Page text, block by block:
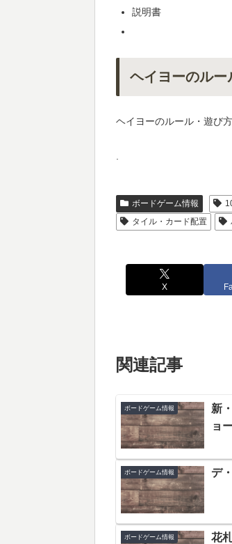
説明書
ヘイヨーのルー
ヘイヨーのルール・遊び
.
ボードゲーム情報
タイル・カード配置
X
関連記事
ボードゲーム情報
新
ョ
ボードゲーム情報 デ
ボードゲーム情報 花